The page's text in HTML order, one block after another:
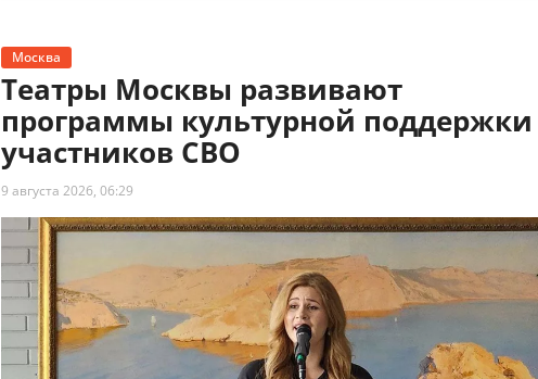
Москва
Театры Москвы развивают
программы культурной поддержки
участников СВО
9 августа 2026, 06:29